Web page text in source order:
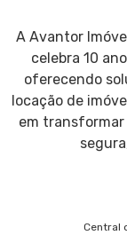
A Avantor
celebra 10
oferecendo
locação de
em transformar
Central